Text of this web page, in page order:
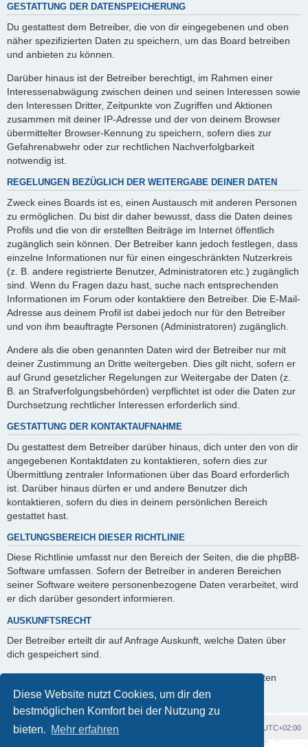
Diese Website nutzt Cookies, um dir den
bestmöglichen Komfort bei der Nutzung zu
bieten. Mehr erfahren
GESTATTUNG DER DATENSPEICHERUNG
Du gestattest dem Betreiber, die von dir eingegebenen und oben
näher spezifizierten Daten zu speichern, um das Board betreiben
und anbieten zu können.
Darüber hinaus ist der Betreiber berechtigt, im Rahmen einer
Interessenabwägung zwischen deinen und seinen Interessen sowie
den Interessen Dritter, Zeitpunkte von Zugriffen und Aktionen
zusammen mit deiner IP-Adresse und der von deinem Browser
übermittelter Browser-Kennung zu speichern, sofern dies zur
Gefahrenabwehr oder zur rechtlichen Nachverfolgbarkeit
notwendig ist.
REGELUNGEN BEZÜGLICH DER WEITERGABE DEINER DATEN
Zweck eines Boards ist es, einen Austausch mit anderen Personen
zu ermöglichen. Du bist dir daher bewusst, dass die Daten deines
Profils und die von dir erstellten Beiträge im Internet öffentlich
zugänglich sein können. Der Betreiber kann jedoch festlegen, dass
einzelne Informationen nur für einen eingeschränkten Nutzerkreis
(z. B. andere registrierte Benutzer, Administratoren etc.) zugänglich
sind. Wenn du Fragen dazu hast, suche nach entsprechenden
Informationen im Forum oder kontaktiere den Betreiber. Die E-Mail-
Adresse aus deinem Profil ist dabei jedoch nur für den Betreiber
und von ihm beauftragte Personen (Administratoren) zugänglich.
Andere als die oben genannten Daten wird der Betreiber nur mit
deiner Zustimmung an Dritte weitergeben. Dies gilt nicht, sofern er
auf Grund gesetzlicher Regelungen zur Weitergabe der Daten (z.
B. an Strafverfolgungsbehörden) verpflichtet ist oder die Daten zur
Durchsetzung rechtlicher Interessen erforderlich sind.
GESTATTUNG DER KONTAKTAUFNAHME
Du gestattest dem Betreiber darüber hinaus, dich unter den von dir
angegebenen Kontaktdaten zu kontaktieren, sofern dies zur
Übermittlung zentraler Informationen über das Board erforderlich
ist. Darüber hinaus dürfen er und andere Benutzer dich
kontaktieren, sofern du dies in deinem persönlichen Bereich
gestattet hast.
GELTUNGSBEREICH DIESER RICHTLINIE
Diese Richtlinie umfasst nur den Bereich der Seiten, die die phpBB-
Software umfassen. Sofern der Betreiber in anderen Bereichen
seiner Software weitere personenbezogene Daten verarbeitet, wird
er dich darüber gesondert informieren.
AUSKUNFTSRECHT
Der Betreiber erteilt dir auf Anfrage Auskunft, welche Daten über
dich gespeichert sind.
Du kannst jederzeit die Löschung bzw. Sperrung deiner Daten
verlangen. Kontaktiere hierzu bitte den Betreiber.
Foren-Übersicht UTC+02:00